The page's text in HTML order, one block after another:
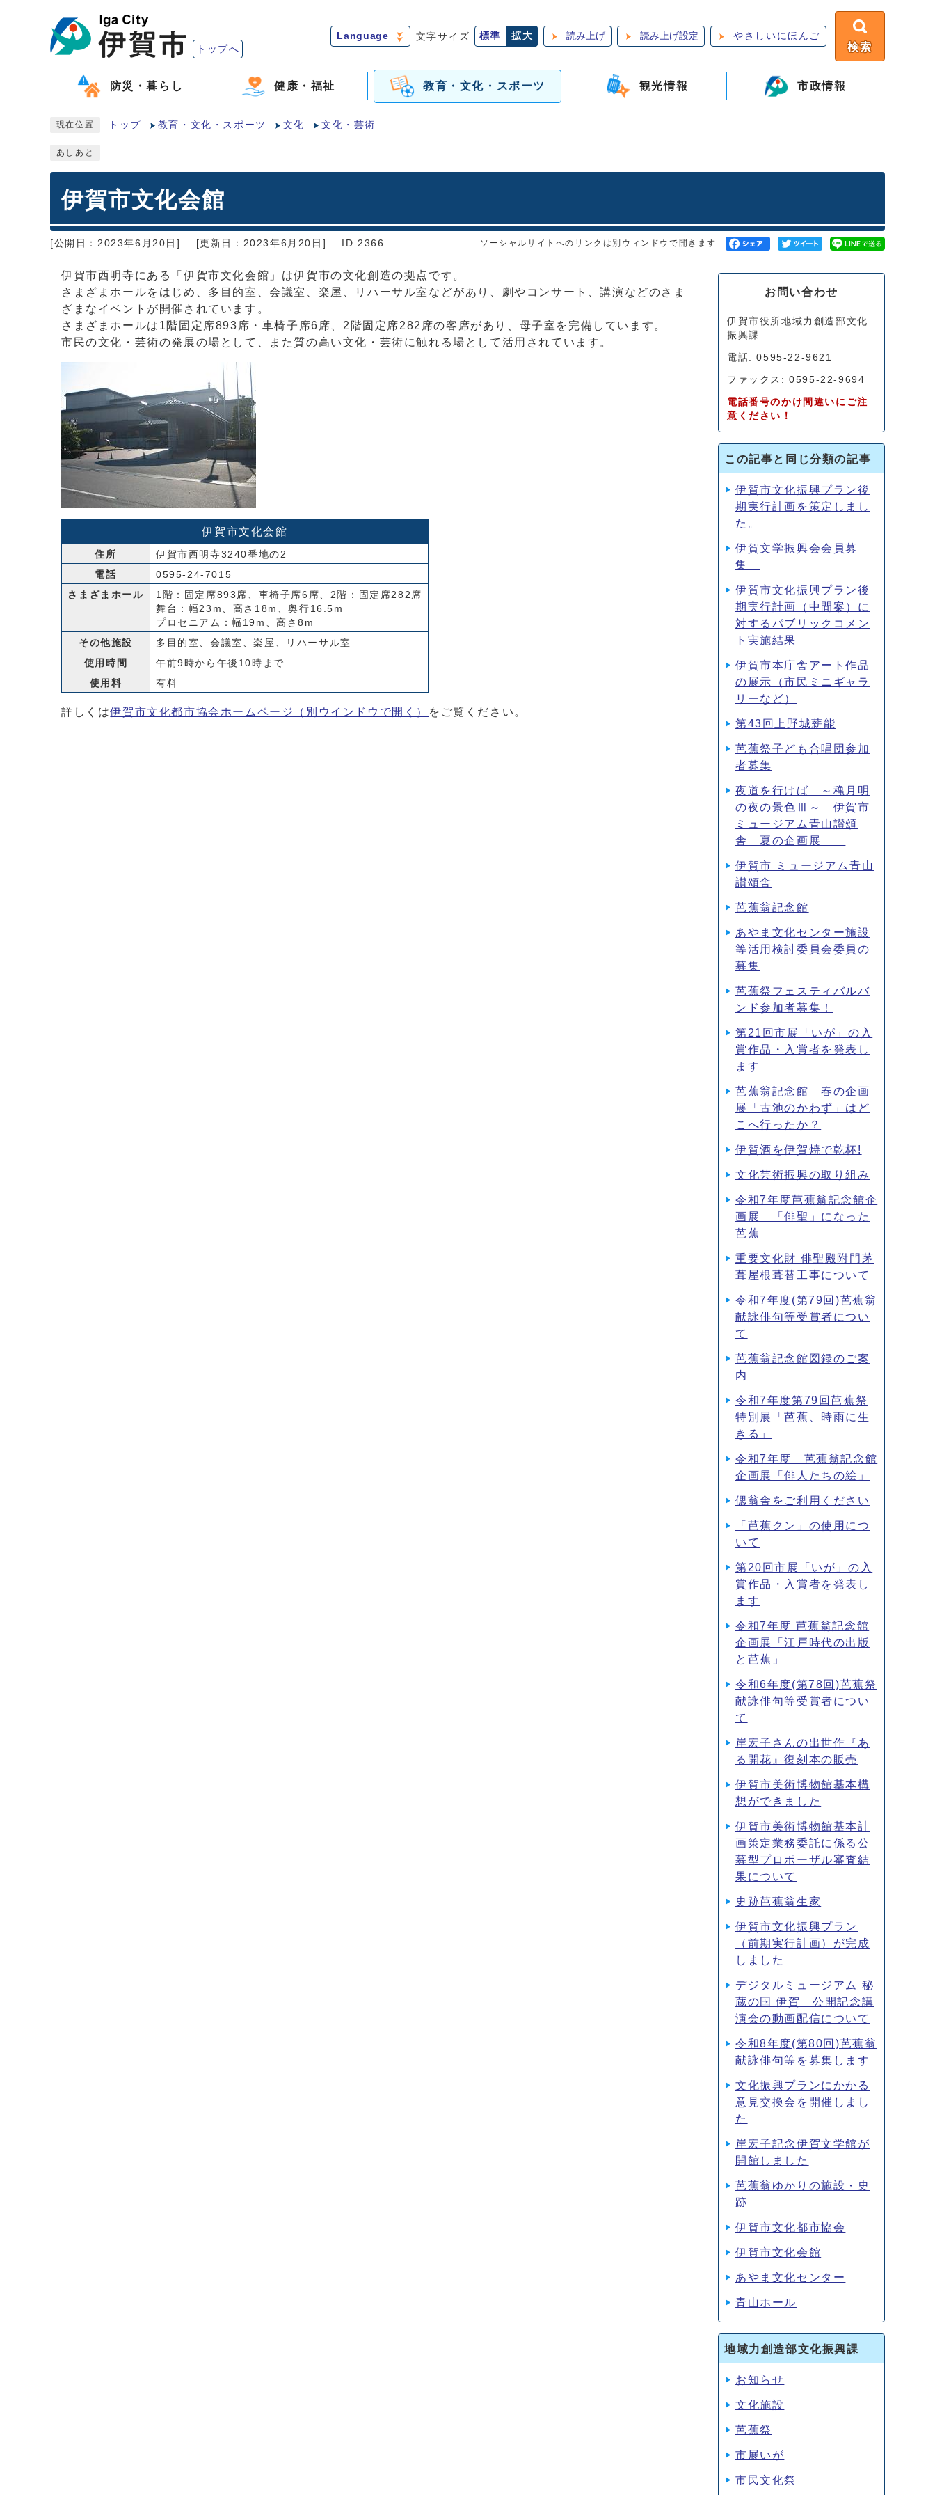
トップへ
Language 文字サイズ 標準 拡大 読み上げ 読み上げ設定 やさしいにほんご
検索
防災・暮らし 健康・福祉 教育・文化・スポーツ 観光情報 市政情報
現在位置 トップ 教育・文化・スポーツ 文化 文化・芸術
あしあと
伊賀市文化会館
[公開日：2023年6月20日] [更新日：2023年6月20日] ID:2366 ソーシャルサイトへのリンクは別ウィンドウで開きます
伊賀市西明寺にある「伊賀市文化会館」は伊賀市の文化創造の拠点です。
さまざまホールをはじめ、多目的室、会議室、楽屋、リハーサル室などがあり、劇やコンサート、講演などのさま
ざまなイベントが開催されています。
さまざまホールは1階固定席893席・車椅子席6席、2階固定席282席の客席があり、母子室を完備しています。
市民の文化・芸術の発展の場として、また質の高い文化・芸術に触れる場として活用されています。
伊賀市文化会館
住所
伊賀市西明寺3240番地の2
電話
0595-24-7015
さまざまホール
1階：固定席893席、車椅子席6席、2階：固定席282席
舞台：幅23m、高さ18m、奥行16.5m
プロセニアム：幅19m、高さ8m
その他施設
多目的室、会議室、楽屋、リハーサル室
使用時間
午前9時から午後10時まで
使用料
有料
詳しくは伊賀市文化都市協会ホームページ （別ウインドウで開く） をご覧ください。
お問い合わせ
伊賀市役所地域力創造部文化
振興課
電話: 0595-22-9621
ファックス: 0595-22-9694
電話番号のかけ間違いにご注
意ください！
この記事と同じ分類の記事
伊賀市文化振興プラン後
期実行計画を策定しまし
た。
伊賀文学振興会会員募
集
伊賀市文化振興プラン後
期実行計画（中間案）に
対するパブリックコメン
ト実施結果
伊賀市本庁舎アート作品
の展示（市民ミニギャラ
リーなど）
第43回上野城薪能
芭蕉祭子ども合唱団参加
者募集
夜道を行けば ～穐月明
の夜の景色Ⅲ～ 伊賀市
ミュージアム青山讃頌
舎 夏の企画展
伊賀市 ミュージアム青山
讃頌舎
芭蕉翁記念館
あやま文化センター施設
等活用検討委員会委員の
募集
芭蕉祭フェスティバルバ
ンド参加者募集！
第21回市展「いが」の入
賞作品・入賞者を発表し
ます
芭蕉翁記念館 春の企画
展「古池のかわず」はど
こへ行ったか？
伊賀酒を伊賀焼で乾杯!
文化芸術振興の取り組み
令和7年度芭蕉翁記念館企
画展 「俳聖」になった
芭蕉
重要文化財 俳聖殿附門茅
葺屋根葺替工事について
令和7年度(第79回)芭蕉翁
献詠俳句等受賞者につい
て
芭蕉翁記念館図録のご案
内
令和7年度第79回芭蕉祭
特別展「芭蕉、時雨に生
きる」
令和7年度 芭蕉翁記念館
企画展「俳人たちの絵」
偲翁舎をご利用ください
「芭蕉クン」の使用につ
いて
第20回市展「いが」の入
賞作品・入賞者を発表し
ます
令和7年度 芭蕉翁記念館
企画展「江戸時代の出版
と芭蕉」
令和6年度(第78回)芭蕉祭
献詠俳句等受賞者につい
て
岸宏子さんの出世作『あ
る開花』復刻本の販売
伊賀市美術博物館基本構
想ができました
伊賀市美術博物館基本計
画策定業務委託に係る公
募型プロポーザル審査結
果について
史跡芭蕉翁生家
伊賀市文化振興プラン
（前期実行計画）が完成
しました
デジタルミュージアム 秘
蔵の国 伊賀 公開記念講
演会の動画配信について
令和8年度(第80回)芭蕉翁
献詠俳句等を募集します
文化振興プランにかかる
意見交換会を開催しまし
た
岸宏子記念伊賀文学館が
開館しました
芭蕉翁ゆかりの施設・史
跡
伊賀市文化都市協会
伊賀市文化会館
あやま文化センター
青山ホール
地域力創造部文化振興課
お知らせ
文化施設
芭蕉祭
市展いが
市民文化祭